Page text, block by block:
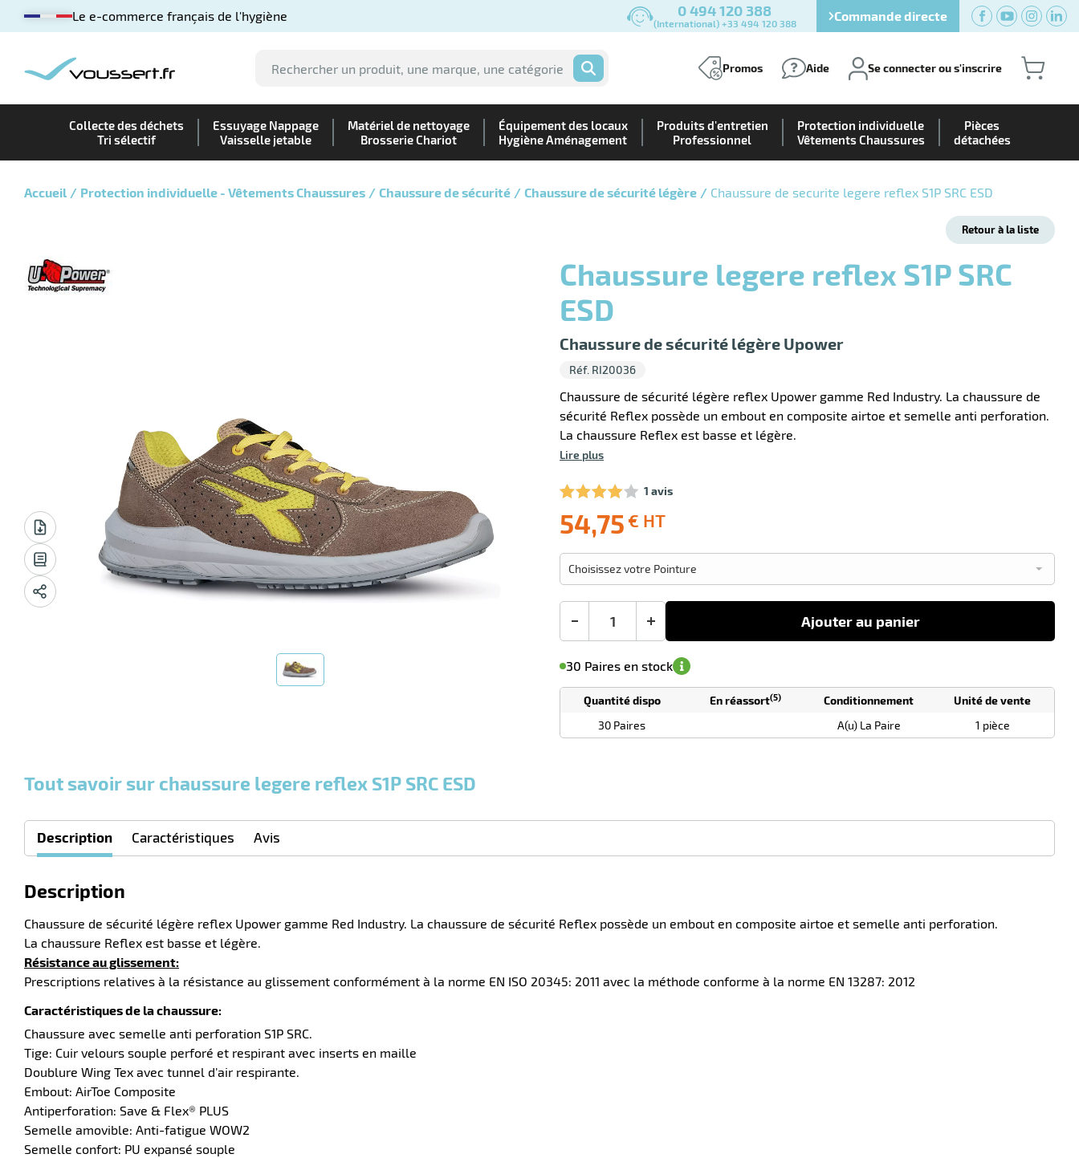
Le e-commerce français de l'hygiène 0 494 120 388
(International) +33 494 120 388 Commande directe
OK Promos Aide Se connecter ou s'inscrire
Collecte des déchets
Tri sélectif
Essuyage Nappage
Vaisselle jetable
Matériel de nettoyage
Brosserie Chariot
Équipement des locaux
Hygiène Aménagement
Produits d'entretien
Professionnel
Protection individuelle
Vêtements Chaussures
Pièces
détachées
Accueil Protection individuelle - Vêtements Chaussures Chaussure de sécurité Chaussure de sécurité légère Chaussure de securite legere reflex S1P SRC ESD
Retour à la liste
Chaussure legere reflex S1P SRC
ESD
Chaussure de sécurité légère Upower
Réf. RI20036
Chaussure de sécurité légère reflex Upower gamme Red Industry. La chaussure de
sécurité Reflex possède un embout en composite airtoe et semelle anti perforation.
La chaussure Reflex est basse et légère.
Lire plus
1 avis
54,75 € HT
Ecotaxe
en sus
Prix
public
conseillé
54,75
Livraison
offerte
Choisissez votre Pointure
+
Ajouter au panier
de
commande
30 Paires en stock
M'avertir de
disponibilité(5)
Tarif
plus
plus :
plus :
Quantité dispo En réassort(5) Conditionnement
Unité de vente
30 Paires
A(u) La Paire 1 pièce
Tout savoir sur chaussure legere reflex S1P SRC ESD
Description Caractéristiques Avis
Description
Chaussure de sécurité légère reflex Upower gamme Red Industry. La chaussure de sécurité Reflex possède un embout en composite airtoe et semelle anti perforation.
La chaussure Reflex est basse et légère.
Résistance au glissement:
Prescriptions relatives à la résistance au glissement conformément à la norme EN ISO 20345: 2011 avec la méthode conforme à la norme EN 13287: 2012
Caractéristiques de la chaussure:
Chaussure avec semelle anti perforation S1P SRC.
Tige: Cuir velours souple perforé et respirant avec inserts en maille
Doublure Wing Tex avec tunnel d’air respirante.
Embout: AirToe Composite
Antiperforation: Save & Flex® PLUS
Semelle amovible: Anti-fatigue WOW2
Semelle confort: PU expansé souple